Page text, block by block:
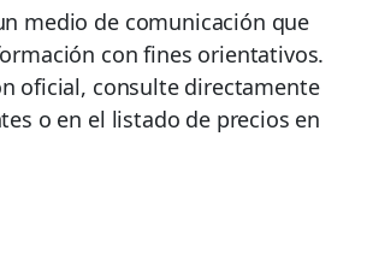
medio de comunicación que
con fines orientativos.
oficial, consulte directamente
o en el listado de precios en